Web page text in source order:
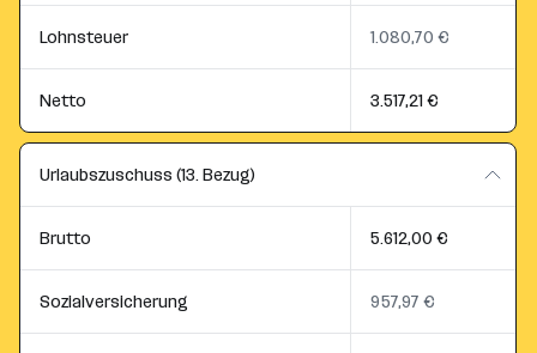
Lohnsteuer 1.080,70 €
Netto 3.517,21 €
Urlaubszuschuss (13. Bezug)
Brutto 5.612,00 €
Sozialversicherung 957,97 €